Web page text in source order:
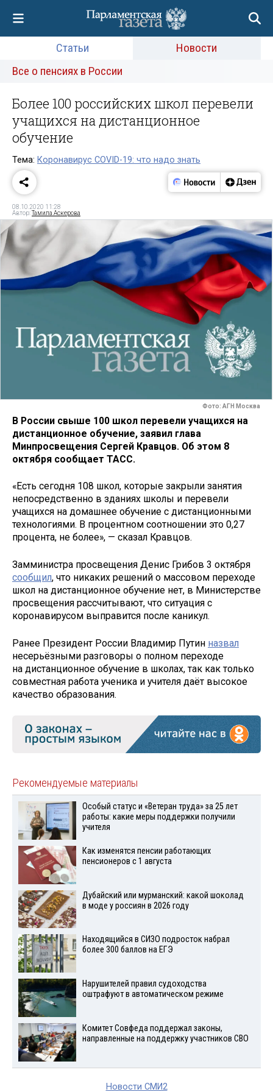
Статьи
Новости
Все о пенсиях в России
Более 100 российских школ перевели
учащихся на дистанционное
обучение
Тема: Коронавирус COVID-19: что надо знать
08.10.2020 11:28
Автор:Тамила Аскерова
Фото: АГН Москва
В России свыше 100 школ перевели учащихся на
дистанционное обучение, заявил глава
Минпросвещения Сергей Кравцов. Об этом 8
октября сообщает ТАСС.
«Есть сегодня 108 школ, которые закрыли занятия
непосредственно в зданиях школы и перевели
учащихся на домашнее обучение с дистанционными
технологиями. В процентном соотношении это 0,27
процента, не более», — сказал Кравцов.
Замминистра просвещения Денис Грибов 3 октября
сообщил, что никаких решений о массовом переходе
школ на дистанционное обучение нет, в Министерстве
просвещения рассчитывают, что ситуация с
коронавирусом выправится после каникул.
Ранее Президент России Владимир Путин назвал
несерьёзными разговоры о полном переходе
на дистанционное обучение в школах, так как только
совместная работа ученика и учителя даёт высокое
качество образования.
Рекомендуемые материалы
Особый статус и «Ветеран труда» за 25 лет
работы: какие меры поддержки получили
учителя
Как изменятся пенсии работающих
пенсионеров с 1 августа
Дубайский или мурманский: какой шоколад
в моде у россиян в 2026 году
Находящийся в СИЗО подросток набрал
более 300 баллов на ЕГЭ
Нарушителей правил судоходства
оштрафуют в автоматическом режиме
Комитет Совфеда поддержал законы,
направленные на поддержку участников СВО
Новости СМИ2